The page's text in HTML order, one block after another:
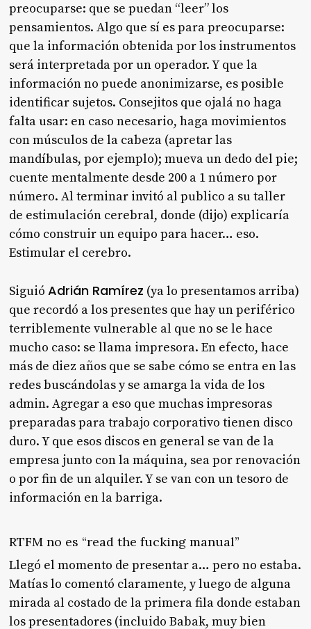
preocuparse: que se puedan “leer” los
pensamientos. Algo que sí es para preocuparse:
que la información obtenida por los instrumentos
será interpretada por un operador. Y que la
información no puede anonimizarse, es posible
identificar sujetos. Consejitos que ojalá no haga
falta usar: en caso necesario, haga movimientos
con músculos de la cabeza (apretar las
mandíbulas, por ejemplo); mueva un dedo del pie;
cuente mentalmente desde 200 a 1 número por
número. Al terminar invitó al publico a su taller
de estimulación cerebral, donde (dijo) explicaría
cómo construir un equipo para hacer… eso.
Estimular el cerebro.
SiguióAdrián Ramírez (ya lo presentamos arriba)
que recordó a los presentes que hay un periférico
terriblemente vulnerable al que no se le hace
mucho caso: se llama impresora. En efecto, hace
más de diez años que se sabe cómo se entra en las
redes buscándolas y se amarga la vida de los
admin. Agregar a eso que muchas impresoras
preparadas para trabajo corporativo tienen disco
duro. Y que esos discos en general se van de la
empresa junto con la máquina, sea por renovación
o por fin de un alquiler. Y se van con un tesoro de
información en la barriga.
RTFM no es “read the fucking manual”
Llegó el momento de presentar a… pero no estaba.
Matías lo comentó claramente, y luego de alguna
mirada al costado de la primera fila donde estaban
los presentadores (incluido Babak, muy bien